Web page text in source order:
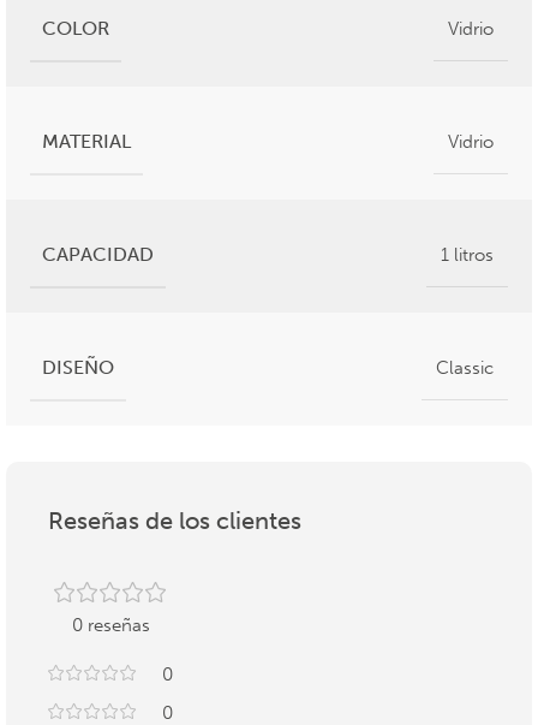
COLOR Vidrio
MATERIAL Vidrio
CAPACIDAD 1 litros
DISEÑO Classic
Reseñas de los clientes
0 reseñas
0
0